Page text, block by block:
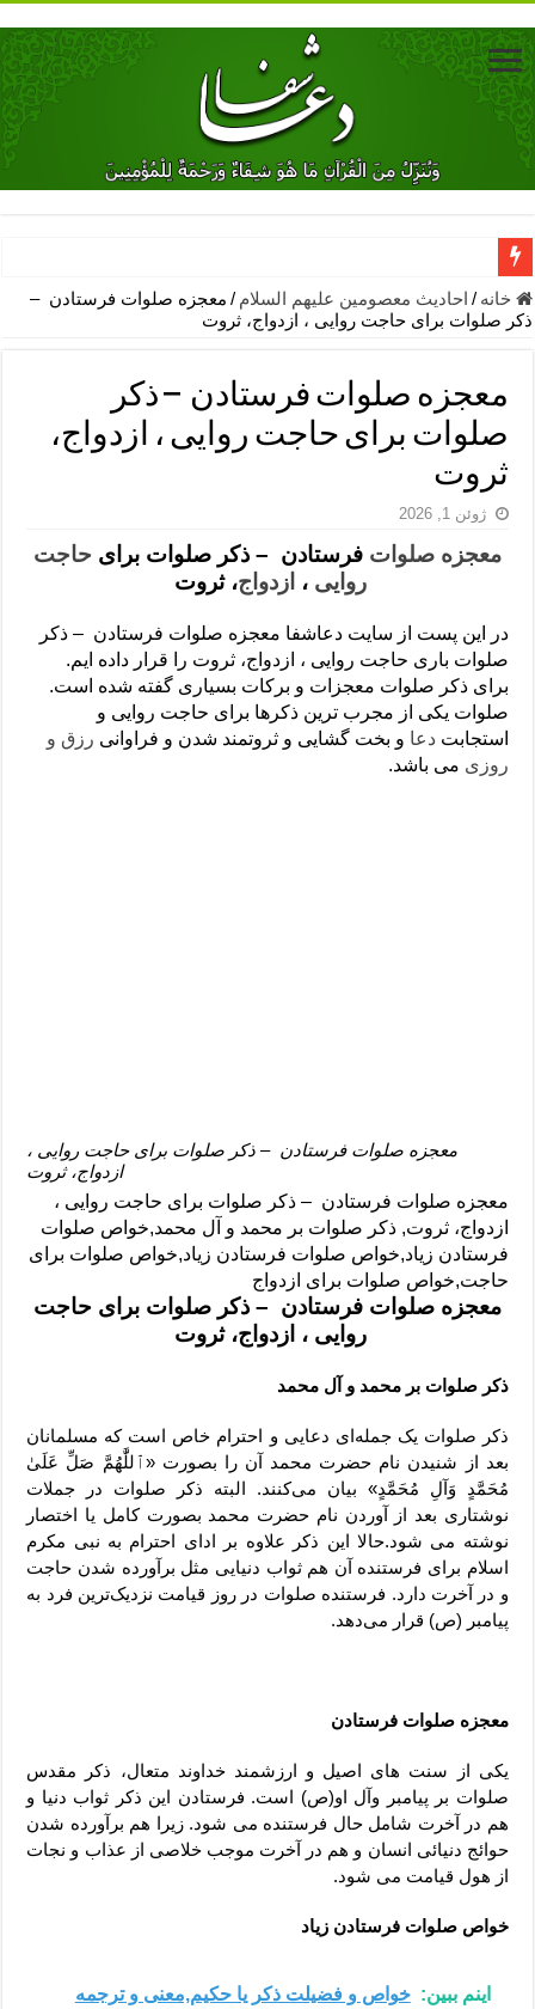
دعای جلب محبت فوری معشوق – دعای جلب محبت شوهر
دعای مشکل گشا برای رفع فقر – ذکرهای روزی‌ بخش
معجزات دعای یا من اظهر الجمیل – دعای یا من اظهر الجمیل برای
مهم ترین اذکار الهی و فضیلت آن ها – ذکر مخصوص مستجاب الدعوه
دعا برای ترس بچه ها در خواب – دعای ترس و بی خوابی کودکان
نماز حاجت برای کار گشایی- دعای رفع مشکلات و طلب حاجت
دعای رفع فقر و طلب رزق و روزی – آیه‌ جلب ثروت و برکت مال
لا حول ولا قوة الا بالله برای چشم زخم – دعای چشم زخم ماشاالله
دعای قوی رفع ترس – دعای مجرب برای آرامش قلب و رفع اضطراب
دعا برای پولدار شدن در یک روز – دعای ثروت حضرت سلیمان
خانه / احادیث معصومین علیهم السلام / معجزه صلوات فرستادن –
ذکر صلوات برای حاجت روایی ، ازدواج، ثروت
معجزه صلوات فرستادن – ذکر
صلوات برای حاجت روایی ، ازدواج،
ثروت
ژوئن 1, 2026
معجزه صلوات فرستادن – ذکر صلوات برای حاجت
روایی ، ازدواج، ثروت
در این پست از سایت دعاشفا معجزه صلوات فرستادن – ذکر
صلوات باری حاجت روایی ، ازدواج، ثروت را قرار داده ایم.
برای ذکر صلوات معجزات و برکات بسیاری گفته شده است.
صلوات یکی از مجرب ترین ذکرها برای حاجت روایی و
استجابتدعا و بخت گشایی و ثروتمند شدن و فراوانی رزق و
روزی می باشد.
معجزه صلوات فرستادن – ذکر صلوات برای حاجت روایی ،
ازدواج، ثروت
معجزه صلوات فرستادن – ذکر صلوات برای حاجت روایی ،
ازدواج، ثروت,ذکر صلوات بر محمد و آل محمد,خواص صلوات
فرستادن زیاد,خواص صلوات فرستادن زیاد,خواص صلوات برای
حاجت,خواص صلوات برای ازدواج
معجزه صلوات فرستادن – ذکر صلوات برای حاجت
روایی ، ازدواج، ثروت
ذکر صلوات بر محمد و آل محمد
ذکر صلوات یک جمله‌ای دعایی و احترام خاص است که مسلمانان
بعد از شنیدن نام حضرت محمد آن را بصورت «ٱللَّٰهُمَّ صَلِّ عَلَىٰ
مُحَمَّدٍ وَآلِ مُحَمَّدٍ» بیان می‌کنند. البته ذکر صلوات در جملات
نوشتاری بعد از آوردن نام حضرت محمد بصورت کامل یا اختصار
نوشته می شود.حالا این ذکر علاوه بر ادای احترام به نبی مکرم
اسلام برای فرستنده آن هم ثواب دنیایی مثل برآورده شدن حاجت
و در آخرت دارد. فرستنده صلوات در روز قیامت نزدیک‌ترین فرد به
پیامبر (ص) قرار می‌دهد.
معجزه صلوات فرستادن
یکی از سنت های اصیل و ارزشمند خداوند متعال، ذکر مقدس
صلوات بر پیامبر وآل او(ص) است. فرستادن این ذکر ثواب دنیا و
هم در آخرت شامل حال فرستنده می شود. زیرا هم برآورده شدن
حوائج دنیائی انسان و هم در آخرت موجب خلاصی از عذاب و نجات
از هول قیامت می شود.
خواص صلوات فرستادن زیاد
اینم ببین: خواص و فضیلت ذکر یا حکیم,معنی و ترجمه